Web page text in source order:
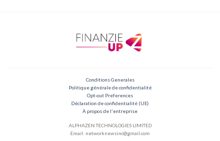
Conditions Generales
Politique générale de confidentialité
Opt-out Preferences
Déclaration de confidentialité (UE)
À propos de l'entreprise
ALPHAZEN TECHNOLOGIES LIMITED
Email: networknewsinc@gmail.com